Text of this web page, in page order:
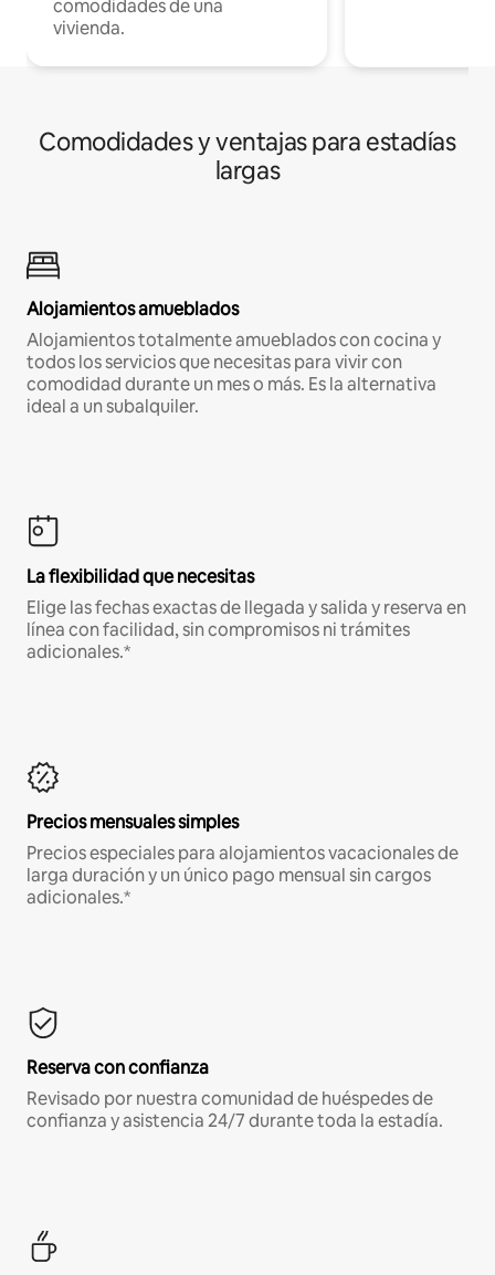
comodidades de una
vivienda.
Comodidades y ventajas para estadías
largas
Alojamientos amueblados
Alojamientos totalmente amueblados con cocina y
todos los servicios que necesitas para vivir con
comodidad durante un mes o más. Es la alternativa
ideal a un subalquiler.
La flexibilidad que necesitas
Elige las fechas exactas de llegada y salida y reserva en
línea con facilidad, sin compromisos ni trámites
adicionales.*
Precios mensuales simples
Precios especiales para alojamientos vacacionales de
larga duración y un único pago mensual sin cargos
adicionales.*
Reserva con confianza
Revisado por nuestra comunidad de huéspedes de
confianza y asistencia 24/7 durante toda la estadía.